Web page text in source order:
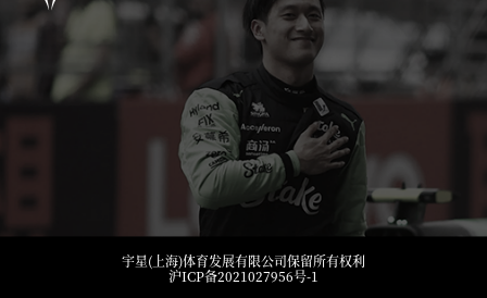
宇星(上海)体育发展有限公司保留所有权利
沪ICP备2021027956号-1